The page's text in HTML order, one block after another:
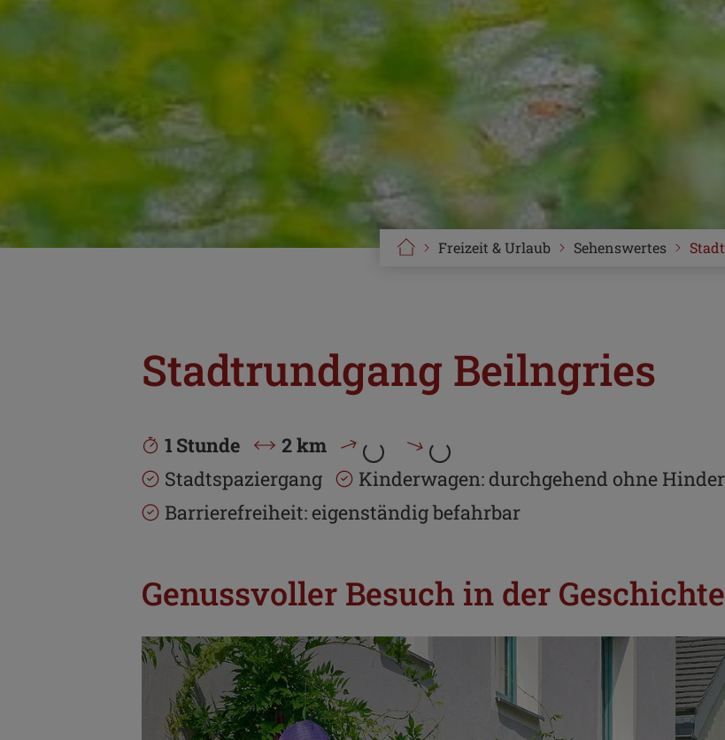
Sehenswertes
Freizeit & Urlaub
Stadtrundgang Beilngries
1 Stunde
2 km
Stadtspaziergang
Kinderwagen: durchgehend ohne
Barrierefreiheit: eigenständig befahrbar
Genussvoller Besuch in der Geschichte